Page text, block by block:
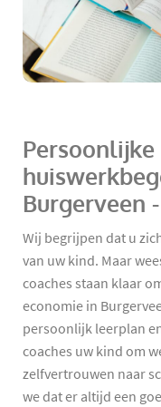
Persoonlijke
Burgerveen
Wij begrijpen dat u
van uw kind. Maar
coaches staan klaar
economie in
persoonlijk leerplan
coaches uw kind om
zelfvertrouwen naar
we dat er altijd een